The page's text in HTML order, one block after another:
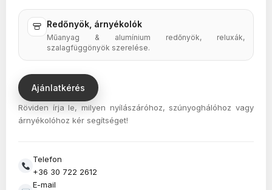
Redőnyök, árnyékolók
Műanyag & alumínium redőnyök, reluxák,
szalagfüggönyök szerelése.
Ajánlatkérés
Röviden írja le, milyen nyílászáróhoz, szúnyoghálóhoz vagy
árnyékolóhoz kér segítséget!
Telefon
+36 30 722 2612
E-mail